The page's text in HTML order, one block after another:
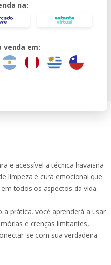
na:
venda em:
e acessível a técnica havaiana
limpeza e cura emocional que
todos os aspectos da vida.
prática, você aprenderá a usar
e crenças limitantes,
se com sua verdadeira